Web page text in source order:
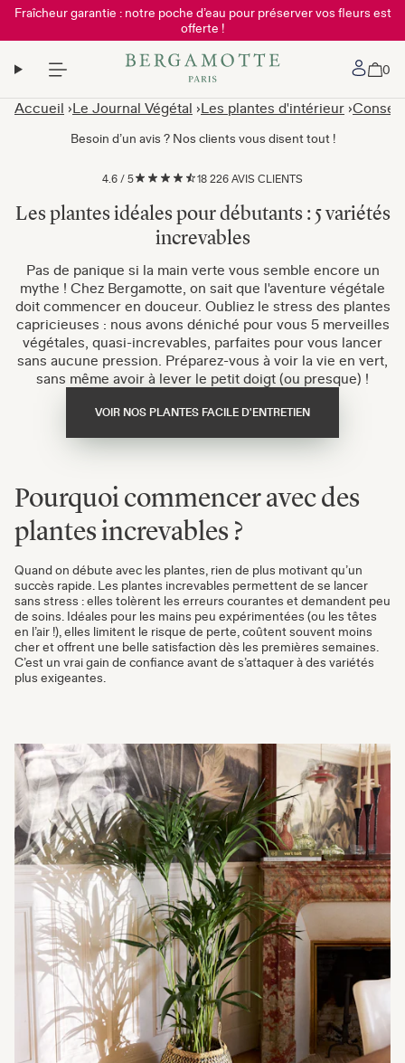
Fraîcheur garantie : notre poche d’eau pour préserver vos fleurs est
offerte !
Mon
0
Accueil Le Journal Végétal Les plantes d'intérieur
Besoin d’un avis ? Nos clients vous disent tout !
4.6 / 5 18 226 AVIS CLIENTS
Les plantes idéales pour débutants : 5 variétés
increvables
Pas de panique si la main verte vous semble encore un
mythe ! Chez Bergamotte, on sait que l'aventure végétale
doit commencer en douceur. Oubliez le stress des plantes
capricieuses : nous avons déniché pour vous 5 merveilles
végétales, quasi-increvables, parfaites pour vous lancer
sans aucune pression. Préparez-vous à voir la vie en vert,
sans même avoir à lever le petit doigt (ou presque) !
VOIR NOS PLANTES FACILE D'ENTRETIEN
Pourquoi commencer avec des
plantes increvables ?
Quand on débute avec les plantes, rien de plus motivant qu’un
succès rapide. Les plantes increvables permettent de se lancer
sans stress : elles tolèrent les erreurs courantes et demandent peu
de soins. Idéales pour les mains peu expérimentées (ou les têtes
en l’air !), elles limitent le risque de perte, coûtent souvent moins
cher et offrent une belle satisfaction dès les premières semaines.
C’est un vrai gain de confiance avant de s’attaquer à des variétés
plus exigeantes.